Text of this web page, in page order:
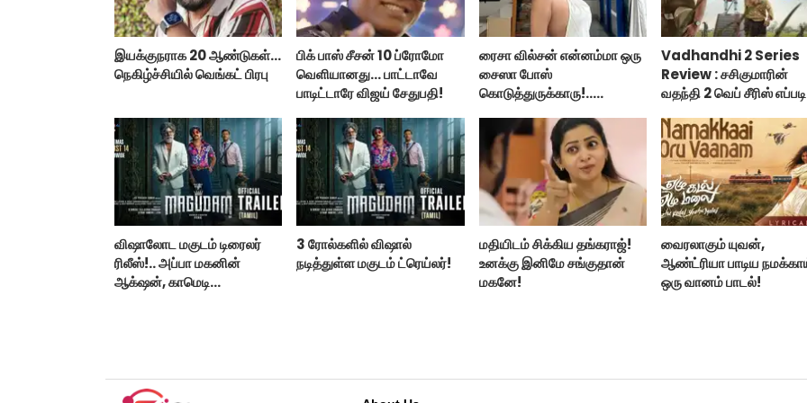
இயக்குநராக 20 ஆண்டுகள்...
நெகிழ்ச்சியில் வெங்கட் பிரபு
பிக் பாஸ் சீசன் 10 ப்ரோமோ
வெளியானது... பாட்டாவே
பாடிட்டாரே விஜய் சேதுபதி!
ரைசா வில்சன் என்னம்மா ஒரு
சைஸா போஸ்
கொடுத்துருக்காரு!..
Vadhandhi 2 Series
Review : சசிகுமாரின்
வதந்தி 2 வெப் சீரிஸ் எப்படி
விமர்சனம்!
விஷாலோட மகுடம் டிரைலர்
ரிலீஸ்!.. அப்பா மகனின்
ஆக்‌ஷன், காமெடி
3 ரோல்களில் விஷால்
நடித்துள்ள மகுடம் ட்ரெய்லர்!
மதியிடம் சிக்கிய தங்கராஜ்!
உனக்கு இனிமே சங்குதான்
மகனே!
வைரலாகும் யுவன்,
ஆண்ட்ரியா பாடிய
ஒரு வானம் பாடல்!